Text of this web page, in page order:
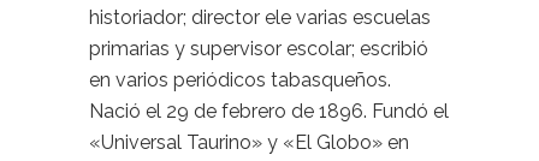
historiador; director ele varias escuelas
primarias y supervisor escolar; escribió
en varios periódicos tabasqueños.
Nació el 29 de febrero de 1896. Fundó el
«Universal Taurino» y «El Globo» en